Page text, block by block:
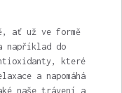
ať už ve formě
například do
které
a napomáhá
naše trávení a